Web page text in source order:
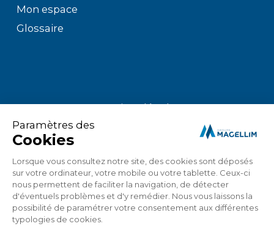
Mon espace
Glossaire
Mentions légales
Politique de confidentialité
Politique de gestion des cookies